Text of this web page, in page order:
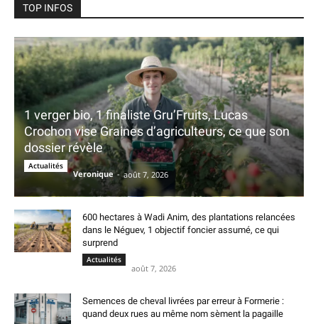
TOP INFOS
1 verger bio, 1 finaliste Gru’Fruits, Lucas
Crochon vise Graines d’agriculteurs, ce que son
dossier révèle
Actualités
Veronique - août 7, 2026
600 hectares à Wadi Anim, des plantations relancées
dans le Néguev, 1 objectif foncier assumé, ce qui
surprend
Actualités
août 7, 2026
Semences de cheval livrées par erreur à Formerie :
quand deux rues au même nom sèment la pagaille